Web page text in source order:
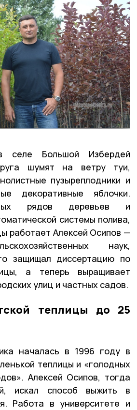
селе Большой Избердей
шумят на ветру туи,
пузыреплодники и
декоративные яблочки.
рядов деревьев и
системы полива,
работает Алексей Осипов —
наук,
защищал диссертацию по
а теперь выращивает
улиц и частных садов.
теплицы до 25
началась в 1996 году в
теплицы и «голодных
Алексей Осипов, тогда
искал способ выжить в
Работа в университете и